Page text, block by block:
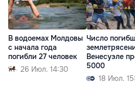
В водоемах Молдовы
с начала года
погибли 27 человек
26 Июл. 14:30
Число
Венесуэле
5000
18 Июл.